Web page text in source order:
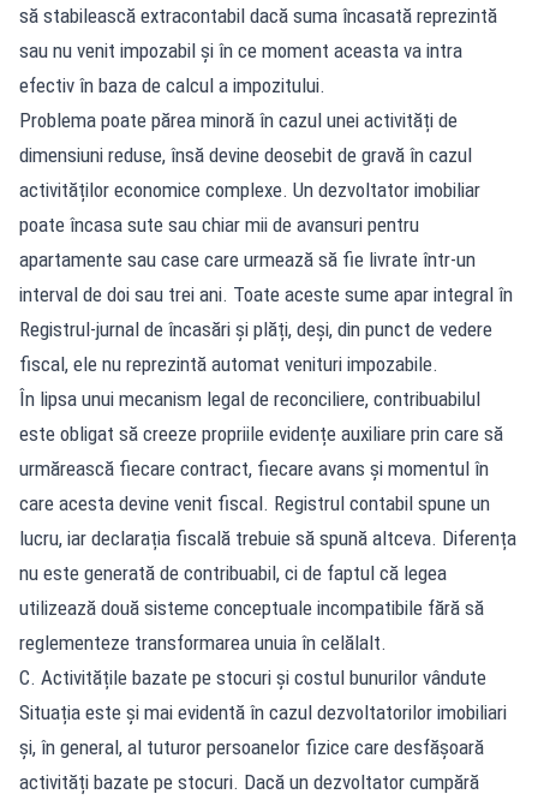
să stabilească extracontabil dacă suma încasată reprezintă
sau nu venit impozabil și în ce moment aceasta va intra
efectiv în baza de calcul a impozitului.
Problema poate părea minoră în cazul unei activități de
dimensiuni reduse, însă devine deosebit de gravă în cazul
activităților economice complexe. Un dezvoltator imobiliar
poate încasa sute sau chiar mii de avansuri pentru
apartamente sau case care urmează să fie livrate într-un
interval de doi sau trei ani. Toate aceste sume apar integral în
Registrul-jurnal de încasări și plăți, deși, din punct de vedere
fiscal, ele nu reprezintă automat venituri impozabile.
În lipsa unui mecanism legal de reconciliere, contribuabilul
este obligat să creeze propriile evidențe auxiliare prin care să
urmărească fiecare contract, fiecare avans și momentul în
care acesta devine venit fiscal. Registrul contabil spune un
lucru, iar declarația fiscală trebuie să spună altceva. Diferența
nu este generată de contribuabil, ci de faptul că legea
utilizează două sisteme conceptuale incompatibile fără să
reglementeze transformarea unuia în celălalt.
C. Activitățile bazate pe stocuri și costul bunurilor vândute
Situația este și mai evidentă în cazul dezvoltatorilor imobiliari
și, în general, al tuturor persoanelor fizice care desfășoară
activități bazate pe stocuri. Dacă un dezvoltator cumpără